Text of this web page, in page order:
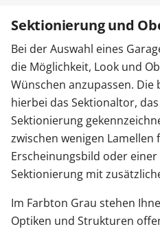
Carports
Anmelden /
Kontakt / Hilfe
Sektionierung und
Bei der Auswahl eines
die Möglichkeit, Look und
Wünschen anzupassen.
hierbei das Sektionaltor,
Sektionierung
zwischen wenigen
Erscheinungsbild oder
Sektionierung mit
Im Farbton Grau stehen
Optiken und Strukturen